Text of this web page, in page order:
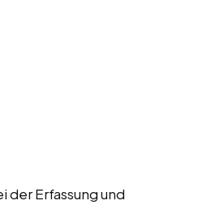
der Erfassung und